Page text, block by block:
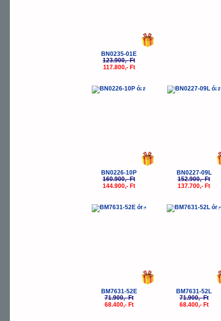
BN0235-01E
123.900,- Ft
117.800,- Ft
-10%
BN0226-10P
160.900,- Ft
144.900,- Ft
-
BN0227-09L
152.900,- Ft
137.700,- Ft
-5%
BM7631-52E
71.900,- Ft
68.400,- Ft
-
BM7631-52L
71.900,- Ft
68.400,- Ft